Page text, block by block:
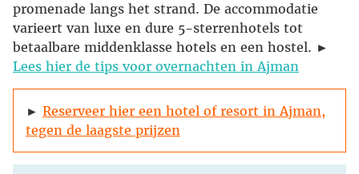
promenade langs het strand. De accommodatie
varieert van luxe en dure 5-sterrenhotels tot
betaalbare middenklasse hotels en een hostel. ►
Lees hier de tips voor overnachten in Ajman
► Reserveer hier een hotel of resort in Ajman,
tegen de laagste prijzen